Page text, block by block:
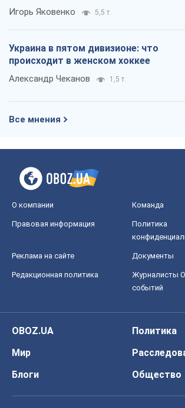
Игорь Яковенко 5,5 т.
Украина в пятом дивизионе: что
происходит в женском хоккее
Александр Чеканов 1,5 т.
Все мнения
О компании Команда
Правовая информация
Политика
Реклама на сайте Документы
Редакционная политика
Журналисты
событий
OBOZ.UA
Политика
Мир
Блоги
Общество